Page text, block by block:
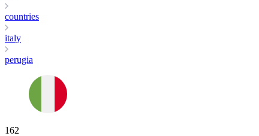
countries
italy
perugia
162